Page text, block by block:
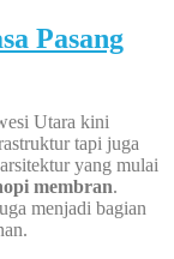
Pasang
Utara kini
tapi juga
yang mulai
membran.
menjadi bagian